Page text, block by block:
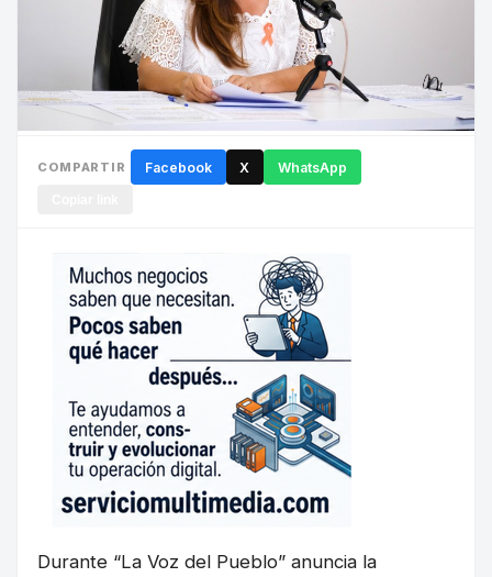
COMPARTIR Facebook X WhatsApp
Durante “La Voz del Pueblo” anuncia la